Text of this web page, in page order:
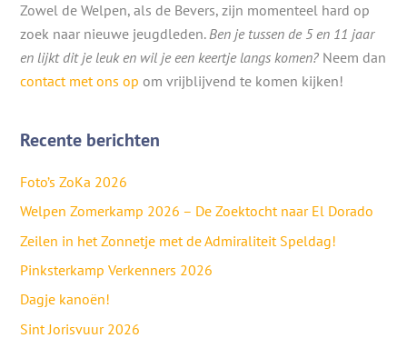
Zowel de Welpen, als de Bevers, zijn momenteel hard op
zoek naar nieuwe jeugdleden.Ben je tussen de 5 en 11 jaar
en lijkt dit je leuk en wil je een keertje langs komen? Neem dan
contact met ons op om vrijblijvend te komen kijken!
Recente berichten
Foto’s ZoKa 2026
Welpen Zomerkamp 2026 – De Zoektocht naar El Dorado
Zeilen in het Zonnetje met de Admiraliteit Speldag!
Pinksterkamp Verkenners 2026
Dagje kanoën!
Sint Jorisvuur 2026